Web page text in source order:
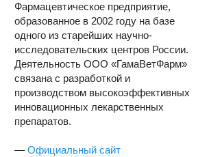
Фармацевтическое предприятие,
образованное в 2002 году на базе
одного из старейших научно-
исследовательских центров России.
Деятельность ООО «ГамаВетФарм»
связана с разработкой и
производством высокоэффективных
инновационных лекарственных
препаратов.
—Официальный сайт